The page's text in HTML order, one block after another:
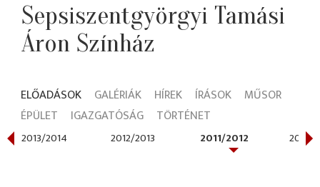
Sepsiszentgyörgyi Tamási
Áron Színház
ELŐADÁSOK GALÉRIÁK HÍREK ÍRÁSOK
MŰSOR
ÉPÜLET
IGAZGATÓSÁG TÖRTÉNET
2013/2014 2012/2013 2011/2012 2010/